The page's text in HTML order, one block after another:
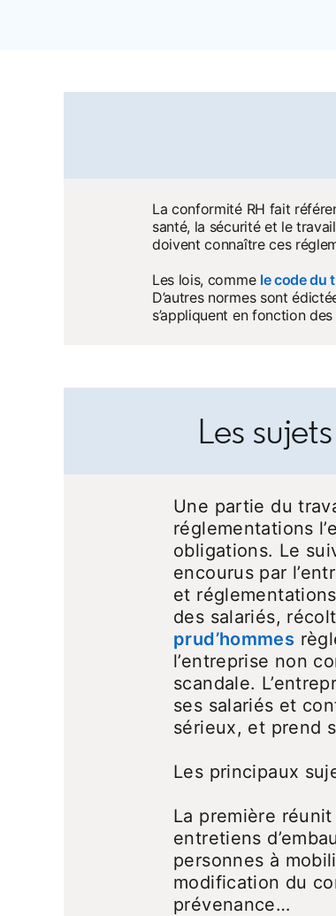
La conformité RH fait
santé, la sécurité et le
doivent connaître ces
Les lois, comme le code du
D’autres normes sont
s’appliquent en fonction
Les
Une partie du
réglementations
obligations. Le
encourus par
et
des salariés,
prud’hommes
l’entreprise non
scandale.
ses salariés et
sérieux, et prend
Les principaux
La première
entretiens
personnes à
modification du
prévenance…